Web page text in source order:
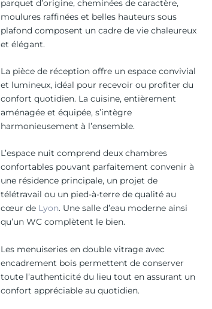
parquet d’origine, cheminées de caractère,
moulures raffinées et belles hauteurs sous
plafond composent un cadre de vie chaleureux
et élégant.
La pièce de réception offre un espace convivial
et lumineux, idéal pour recevoir ou profiter du
confort quotidien. La cuisine, entièrement
aménagée et équipée, s’intègre
harmonieusement à l’ensemble.
L’espace nuit comprend deux chambres
confortables pouvant parfaitement convenir à
une résidence principale, un projet de
télétravail ou un pied-à-terre de qualité au
cœur de Lyon. Une salle d’eau moderne ainsi
qu’un WC complètent le bien.
Les menuiseries en double vitrage avec
encadrement bois permettent de conserver
toute l’authenticité du lieu tout en assurant un
confort appréciable au quotidien.